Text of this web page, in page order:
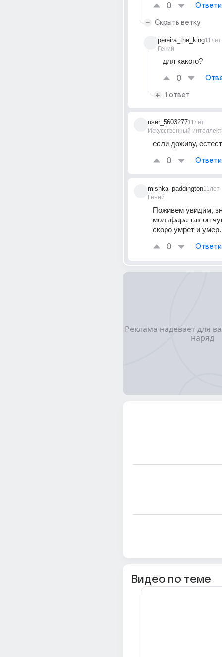
0
Скрыть ветку
pereira_the_king
Гений
11лет
для какого?
0
1 ответ
user_5603277
Искусственный интеллект
11лет
если доживу,
0
mishka_paddington
Гений
11лет
Поживем увидим,
мольфара так он
скоро умрет и умер.
0
Видео по теме